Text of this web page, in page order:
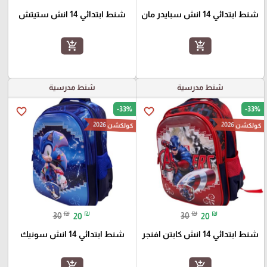
شنط ابتدائي 14 انش سبايدر مان
add_shopping_cart
شنط ابتدائي 14 انش ستيتش
add_shopping_cart
شنط مدرسية
favorite_border -33%
كولكشن 2026
30 ₪ 20 ₪
شنط ابتدائي 14 انش كابتن افنجر
شنط مدرسية
favorite_border -33%
كولكشن 2026
30 ₪ 20 ₪
شنط ابتدائي 14 انش سونيك